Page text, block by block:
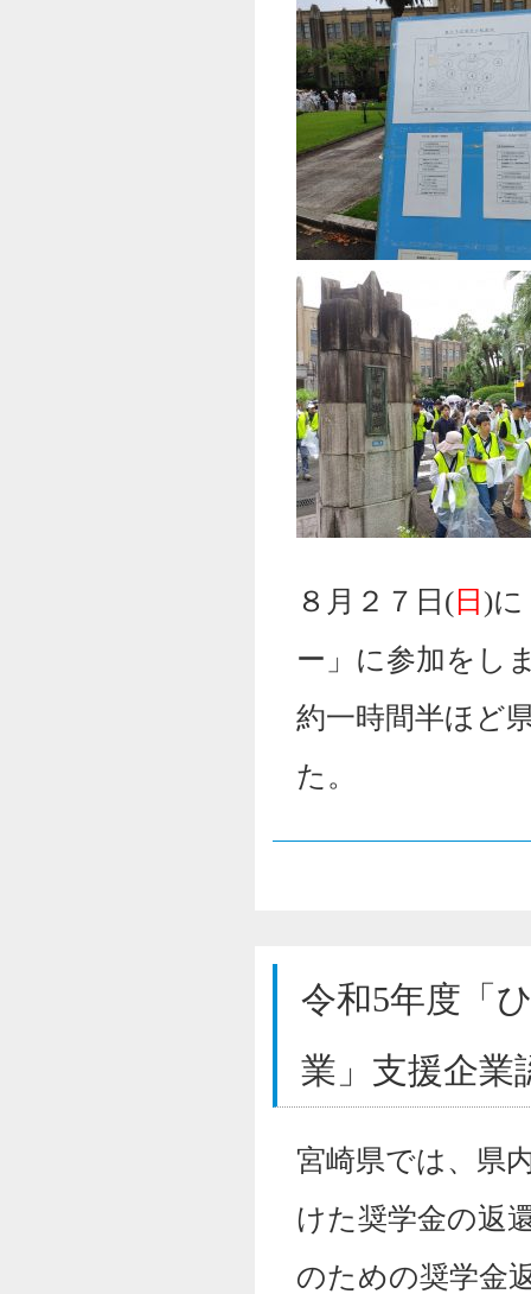
８月２７日(日 )に
ー」に参加をし
約一時間半ほど
た。
令和5年度「
業」支援企業
宮崎県では、県
けた奨学金の返
のための奨学金